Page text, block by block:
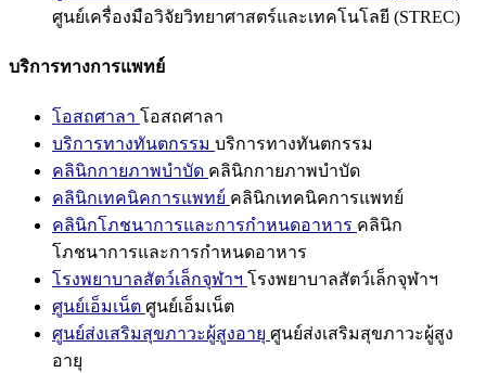
ศูนย์เครื่องมือวิจัยวิทยาศาสตร์และเทคโนโลยี (STREC)
บริการทางการแพทย์
โอสถศาลา โอสถศาลา
บริการทางทันตกรรม บริการทางทันตกรรม
คลินิกกายภาพบำบัด คลินิกกายภาพบำบัด
คลินิกเทคนิคการแพทย์ คลินิกเทคนิคการแพทย์
คลินิกโภชนาการและการกำหนดอาหาร คลินิก
โภชนาการและการกำหนดอาหาร
โรงพยาบาลสัตว์เล็กจุฬาฯ โรงพยาบาลสัตว์เล็กจุฬาฯ
ศูนย์เอ็มเน็ต ศูนย์เอ็มเน็ต
ศูนย์ส่งเสริมสุขภาวะผู้สูงอายุ ศูนย์ส่งเสริมสุขภาวะผู้สูง
อายุ